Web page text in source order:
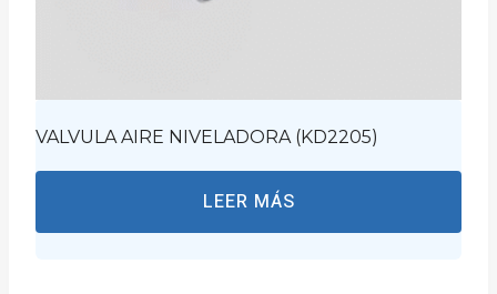
VALVULA AIRE NIVELADORA (KD2205)
LEER MÁS